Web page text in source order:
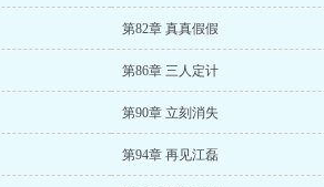
第82章 真真假假
第86章 三人定计
第90章 立刻消失
第94章 再见江磊